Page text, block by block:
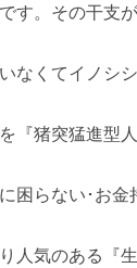
す。その干支
なくてイノシ
『猪突猛進型
困らない･お
人気のある『